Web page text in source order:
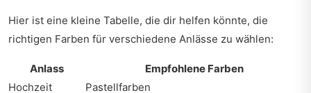
Hier ist eine kleine Tabelle, die dir helfen könnte, die
richtigen Farben für verschiedene Anlässe zu wählen:
Anlass
Empfohlene Farben
Hochzeit
Pastellfarben